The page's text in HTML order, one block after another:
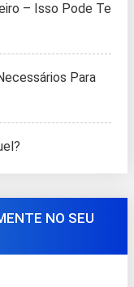
– Isso Pode Te
Para
NO SEU